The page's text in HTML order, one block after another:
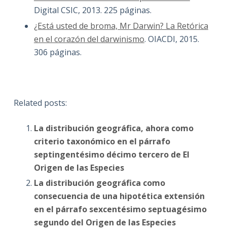
Digital CSIC, 2013. 225 páginas.
¿Está usted de broma, Mr Darwin? La Retórica
en el corazón del darwinismo. OIACDI, 2015.
306 páginas.
Related posts:
La distribución geográfica, ahora como
criterio taxonómico en el párrafo
septingentésimo décimo tercero de El
Origen de las Especies
La distribución geográfica como
consecuencia de una hipotética extensión
en el párrafo sexcentésimo septuagésimo
segundo del Origen de las Especies